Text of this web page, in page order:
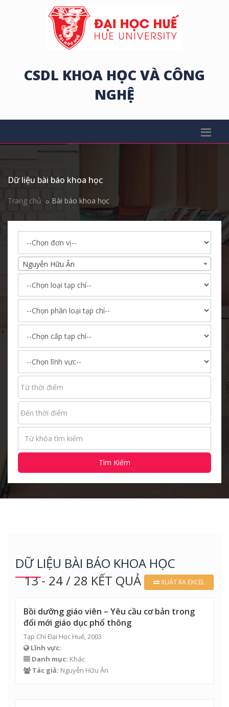
CSDL KHOA HỌC VÀ CÔNG
NGHỆ
Dữ liệu bài báo khoa học
Trang chủ Bài báo khoa học
Nguyễn Hữu Ân
Tìm Kiếm
DỮ LIỆU BÀI BÁO KHOA HỌC
13 - 24 / 28 KẾT QUẢ
XUẤT RA EXCEL
Bồi dưỡng giáo viên – Yêu cầu cơ bản trong
đổi mới giáo dục phổ thông
Tạp Chí Đại Học Huế, 2003
Lĩnh vực:
Danh mục: Khác
Tác giả: Nguyễn Hữu Ân